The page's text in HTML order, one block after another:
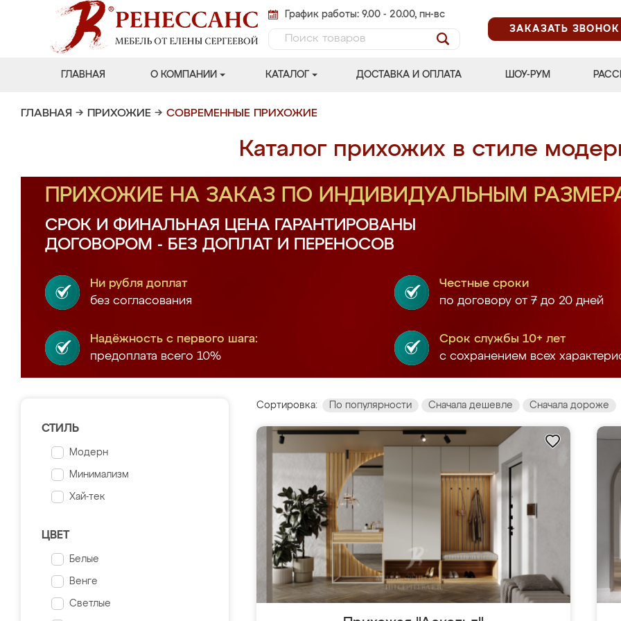
График работы: 9.00 - 20.00, пн-вс
ЗАКАЗАТЬ ЗВОНОК
ГЛАВНАЯ О КОМПАНИИ КАТАЛОГ ДОСТАВКА И ОПЛАТА ШОУ-РУМ
ГЛАВНАЯ → ПРИХОЖИЕ → СОВРЕМЕННЫЕ ПРИХОЖИЕ
Каталог прихожих в стиле
ПРИХОЖИЕ НА ЗАКАЗ ПО ИНДИВИДУАЛЬНЫМ
СРОК И ФИНАЛЬНАЯ ЦЕНА ГАРАНТИРОВАНЫ
ДОГОВОРОМ - БЕЗ ДОПЛАТ И ПЕРЕНОСОВ
Ни рубля доплат
без согласования
Честные сроки
по договору от 7 до 20 дней
Надёжность с первого шага:
предоплата всего 10%
Срок службы 10+ лет
с сохранением всех
СТИЛЬ
Модерн
Минимализм
Хай-тек
ЦВЕТ
Белые
Венге
Светлые
Сортировка: По популярности Сначала дешевле Сначала дороже